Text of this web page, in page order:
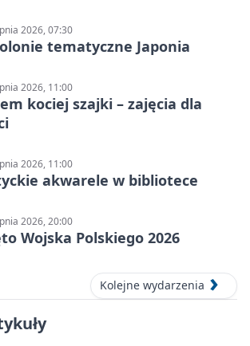
2026, 07:30
tematyczne Japonia
2026, 11:00
kociej szajki – zajęcia dla
2026, 11:00
akwarele w bibliotece
2026, 20:00
Wojska Polskiego 2026
Kolejne wydarzenia